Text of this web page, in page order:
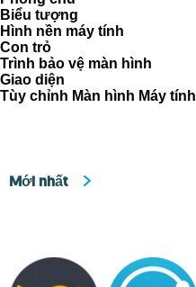
Biểu tượng
Hình nền máy tính
Con trỏ
Trình bảo vệ màn hình
Giao diện
Tùy chỉnh Màn hình Máy tính
Mới nhất